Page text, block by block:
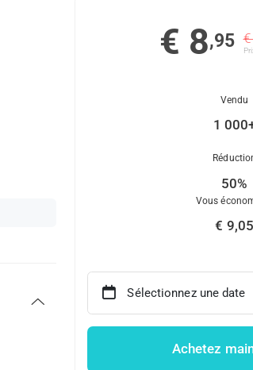
€ 8,95 €
Vendu
1
50%
Vous
€ 9,05
Sélectionnez une date
Achetez